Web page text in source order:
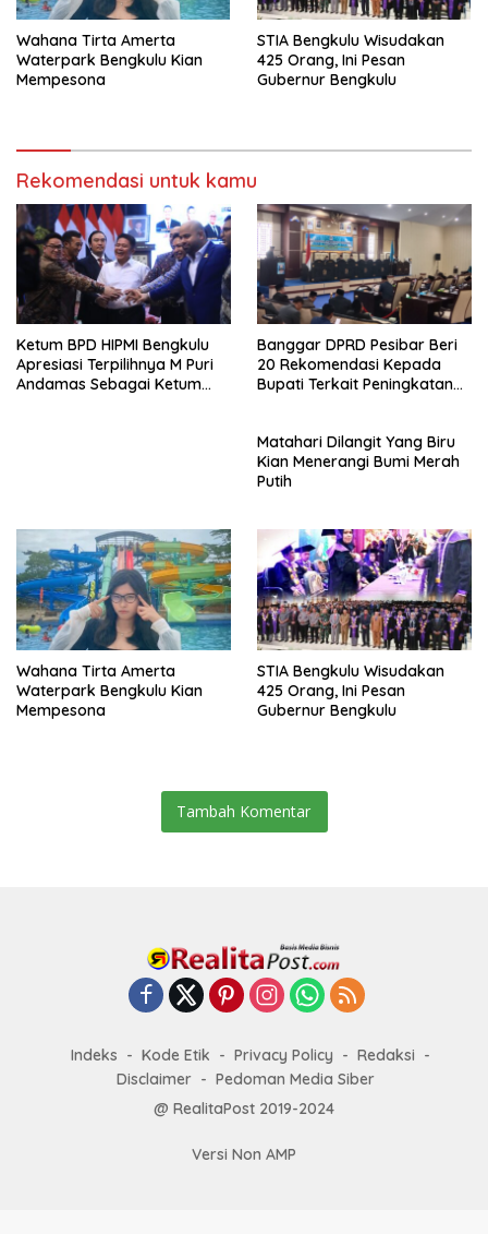
Wahana Tirta Amerta
Waterpark Bengkulu Kian
Mempesona
STIA Bengkulu Wisudakan
425 Orang, Ini Pesan
Gubernur Bengkulu
Rekomendasi untuk kamu
Ketum BPD HIPMI Bengkulu
Apresiasi Terpilihnya M Puri
Andamas Sebagai Ketum
Banggar DPRD Pesibar Beri
20 Rekomendasi Kepada
Bupati Terkait Peningkatan
Matahari Dilangit Yang Biru
Kian Menerangi Bumi Merah
Putih
Wahana Tirta Amerta
Waterpark Bengkulu Kian
Mempesona
STIA Bengkulu Wisudakan
425 Orang, Ini Pesan
Gubernur Bengkulu
Tambah Komentar
Indeks Kode Etik Privacy Policy
Redaksi
Disclaimer
Pedoman Media Siber
@ RealitaPost 2019-2024
Versi Non AMP